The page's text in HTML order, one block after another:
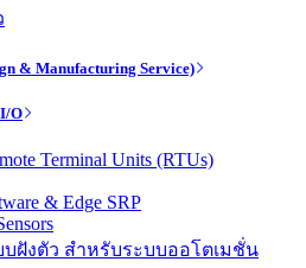
& Manufacturing Service)
O
Terminal Units (RTUs)
& Edge SRP
ฝังตัว สำหรับระบบออโตเมชั่น